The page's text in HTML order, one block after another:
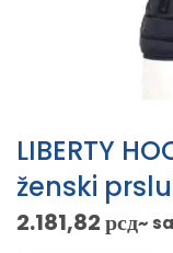
LIBERTY
ženski
2.181,82рсд~